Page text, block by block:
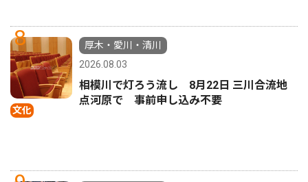
8
文化
厚木・愛川・清川
2026.08.03
相模川で灯ろう流し 8月22日 三川合流地
点河原で 事前申し込み不要